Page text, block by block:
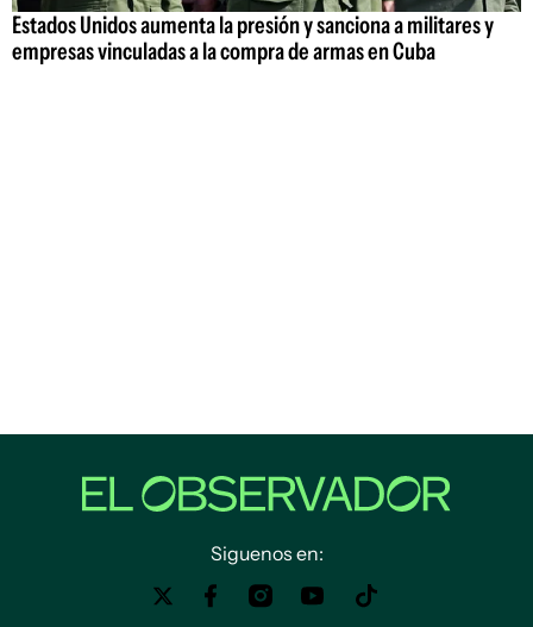
Estados Unidos aumenta la presión y sanciona a militares y
empresas vinculadas a la compra de armas en Cuba
Siguenos en: